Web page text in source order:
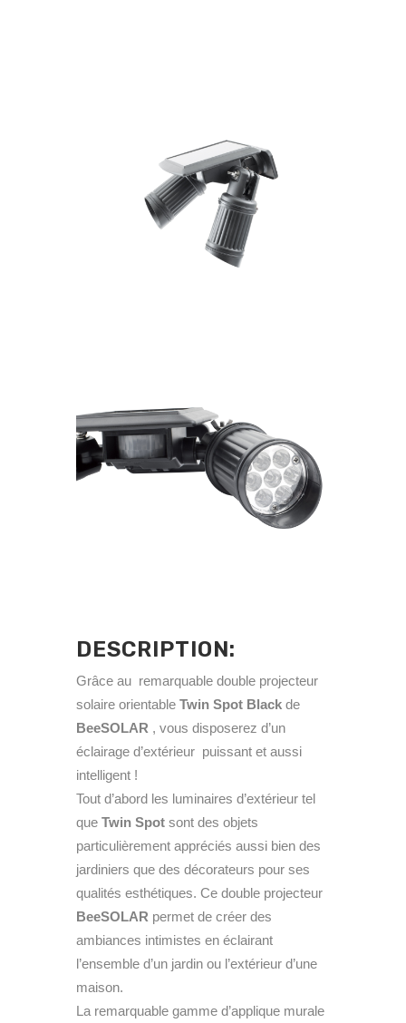
DESCRIPTION:
Grâce au remarquable double projecteur
solaire orientable Twin Spot Black de
BeeSOLAR , vous disposerez d’un
éclairage d’extérieur puissant et aussi
intelligent !
Tout d’abord les luminaires d’extérieur tel
que Twin Spot sont des objets
particulièrement appréciés aussi bien des
jardiniers que des décorateurs pour ses
qualités esthétiques. Ce double projecteur
BeeSOLAR permet de créer des
ambiances intimistes en éclairant
l’ensemble d’un jardin ou l’extérieur d’une
maison.
La remarquable gamme d’applique murale